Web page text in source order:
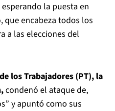
la puesta en
encabeza todos los
a las elecciones del
los Trabajadores (PT), la
condenó el ataque de,
y apuntó como sus